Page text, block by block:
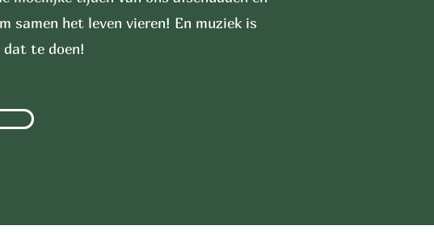
samen het leven vieren! En muziek is
dat te doen!